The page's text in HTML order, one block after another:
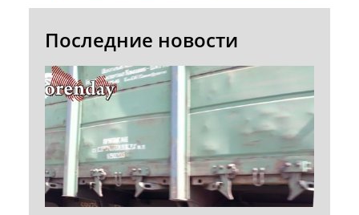
Последние новости